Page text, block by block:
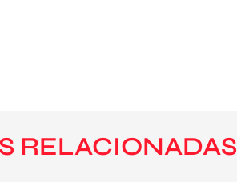
RELACIONADAS